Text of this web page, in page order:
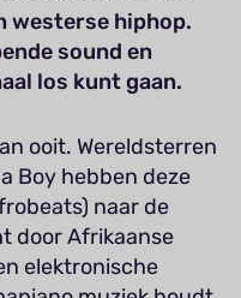
westerse hiphop.
sound en
los kunt gaan.
ooit. Wereldsterren
Boy hebben deze
naar de
door Afrikaanse
elektronische